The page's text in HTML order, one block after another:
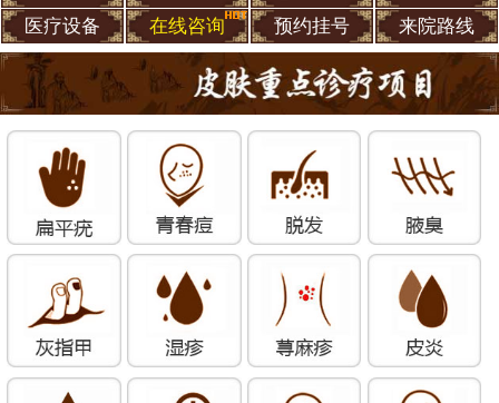
医疗设备
在线咨询 预约挂号 来院路线